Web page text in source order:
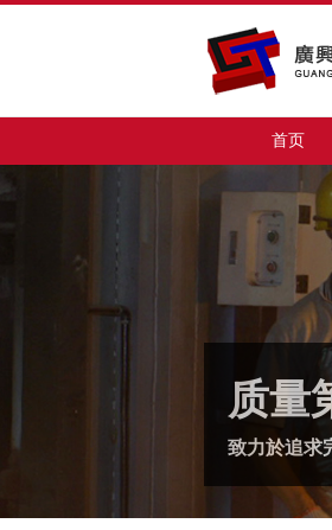
首页
质量
致力於追求